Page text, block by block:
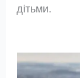
дітьми.